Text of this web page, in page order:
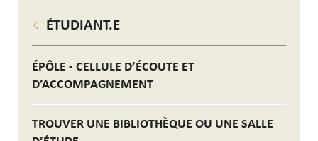
ÉTUDIANT.E
ÉPÔLE - CELLULE D’ÉCOUTE ET
D’ACCOMPAGNEMENT
TROUVER UNE BIBLIOTHÈQUE OU UNE SALLE